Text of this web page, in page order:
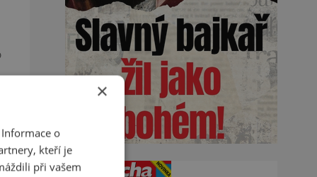
×
o
kteří je
při vašem